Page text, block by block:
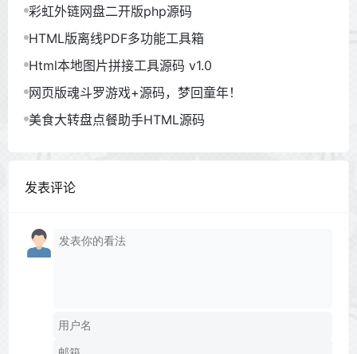
彩虹外链网盘二开版php源码
HTML版离线PDF多功能工具箱
Html本地图片拼接工具源码 v1.0
网页版魂斗罗游戏+源码，梦回童年！
美食大转盘点餐助手HTML源码
发表评论